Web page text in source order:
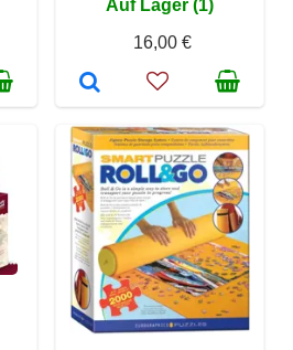
Auf Lager (1)
16,00 €